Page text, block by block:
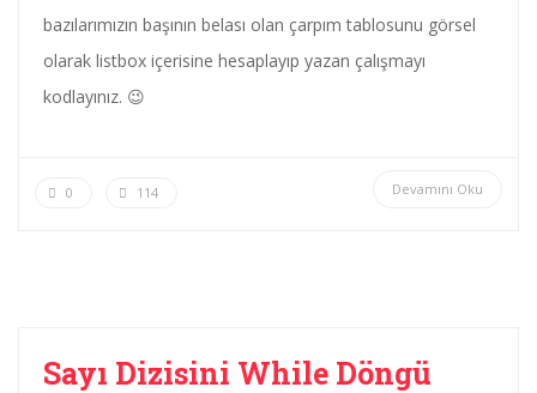
bazılarımızın başının belası olan çarpım tablosunu görsel
olarak listbox içerisine hesaplayıp yazan çalışmayı
kodlayınız. 😉
Devamını Oku
0 114
Sayı Dizisini While Döngü